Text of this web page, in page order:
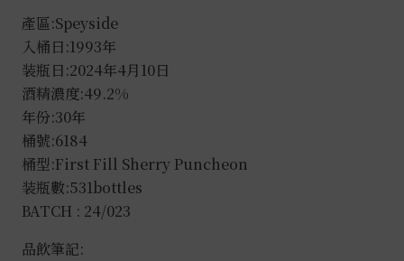
德
1993-
2024
0.7L
數
量
產區:Speyside
入桶日:1993年
装瓶日:2024年4月10日
酒精濃度:49.2%
年份:30年
桶號:6184
桶型:First Fill Sherry Puncheon
装瓶數:531bottles
BATCH : 24/023
品飲筆記: